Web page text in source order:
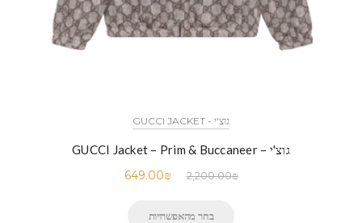
גוצ'י - GUCCI JACKET
גוצ'י – GUCCI Jacket – Prim & Buccaneer
2,200.00₪
649.00₪
בחר מהאפשרויות